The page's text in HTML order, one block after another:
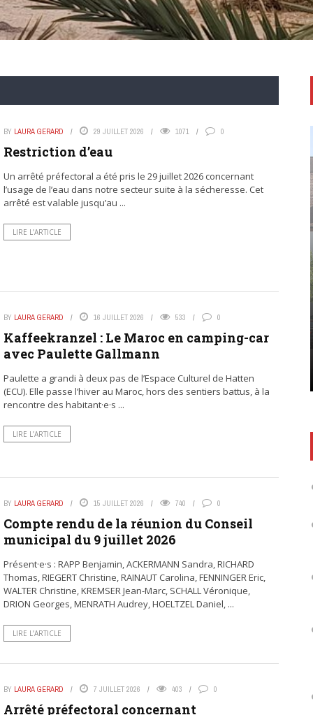
BY LAURA GERARD 29 JUILLET 2026 1071 0
Restriction d’eau
Un arrêté préfectoral a été pris le 29 juillet 2026 concernant
l’usage de l’eau dans notre secteur suite à la sécheresse. Cet
arrêté est valable jusqu’au ...
LIRE L’ARTICLE
BY LAURA GERARD 16 JUILLET 2026 533 0
Kaffeekranzel : Le Maroc en camping-car
avec Paulette Gallmann
Paulette a grandi à deux pas de l’Espace Culturel de Hatten
(ECU). Elle passe l’hiver au Maroc, hors des sentiers battus, à la
rencontre des habitant·e·s ...
LIRE L’ARTICLE
BY LAURA GERARD 15 JUILLET 2026 740 0
Compte rendu de la réunion du Conseil
municipal du 9 juillet 2026
Présent·e·s : RAPP Benjamin, ACKERMANN Sandra, RICHARD
Thomas, RIEGERT Christine, RAINAUT Carolina, FENNINGER Eric,
WALTER Christine, KREMSER Jean-Marc, SCHALL Véronique,
DRION Georges, MENRATH Audrey, HOELTZEL Daniel, ...
LIRE L’ARTICLE
BY LAURA GERARD 7 JUILLET 2026 403 0
Arrêté préfectoral concernant